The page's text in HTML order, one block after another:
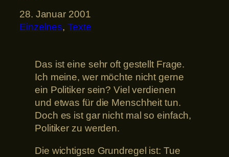
28. Januar 2001
Einzelnes, Texte
Das ist eine sehr oft gestellt Frage.
Ich meine, wer möchte nicht gerne
ein Politiker sein? Viel verdienen
und etwas für die Menschheit tun.
Doch es ist gar nicht mal so einfach,
Politiker zu werden.
Die wichtigste Grundregel ist: Tue